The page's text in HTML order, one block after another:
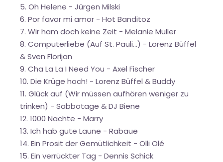
5. Oh Helene - Jürgen Milski
6. Por favor mi amor - Hot Banditoz
7. Wir ham doch keine Zeit - Melanie Müller
8. Computerliebe (Auf St. Pauli...) - Lorenz Büffel
& Sven Florijan
9. Cha La La I Need You - Axel Fischer
10. Die Krüge hoch! - Lorenz Büffel & Buddy
11. Glück auf (Wir müssen aufhören weniger zu
trinken) - Sabbotage & DJ Biene
12. 1000 Nächte - Marry
13. Ich hab gute Laune - Rabaue
14. Ein Prosit der Gemütlichkeit - Olli Olé
15. Ein verrückter Tag - Dennis Schick